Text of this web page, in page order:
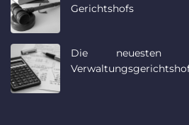
Gerichtshofs
Die neuesten